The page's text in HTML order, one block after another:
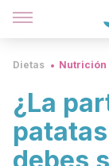
Dietas Nutrición
¿La